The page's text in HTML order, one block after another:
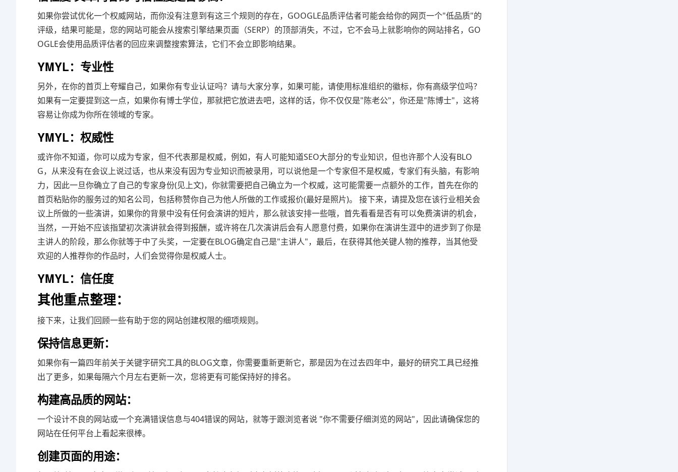
如果你尝试优化一个权威网站，而你没有注意到有这三个规则的存在，GOOGLE品质评估者可能会给你的网页一个"低品质"的
评级，结果可能是，您的网站可能会从搜索引擎结果页面（SERP）的顶部消失，不过，它不会马上就影响你的网站排名，GO
OGLE会使用品质评估者的回应来调整搜索算法，它们不会立即影响结果。
YMYL：专业性
另外，在你的首页上夸耀自己，如果你有专业认证吗？请与大家分享，如果可能，请使用标准组织的徽标，你有高级学位吗？
如果有一定要提到这一点，如果你有博士学位，那就把它放进去吧，这样的话，你不仅仅是"陈老公"，你还是"陈博士"，这将
容易让你成为你所在领域的专家。
YMYL：权威性
或许你不知道，你可以成为专家，但不代表那是权威，例如，有人可能知道SEO大部分的专业知识，但也许那个人没有BLO
G，从来没有在会议上说过话，也从来没有因为专业知识而被录用，可以说他是一个专家但不是权威，专家们有头脑，有影响
力，因此一旦你确立了自己的专家身份(见上文)，你就需要把自己确立为一个权威，这可能需要一点额外的工作，首先在你的
首页粘贴你的服务过的知名公司，包括称赞你自己为他人所做的工作或报价(最好是照片)。 接下来，请提及您在该行业相关会
议上所做的一些演讲，如果你的背景中没有任何会演讲的短片，那么就该安排一些哦，首先看看是否有可以免费演讲的机会，
当然，一开始不应该指望初次演讲就会得到报酬，或许将在几次演讲后会有人愿意付费，如果你在演讲生涯中的进步到了你是
主讲人的阶段，那么你就等于中了头奖，一定要在BLOG确定自己是"主讲人"，最后，在获得其他关键人物的推荐，当其他受
欢迎的人推荐你的作品时，人们会觉得你是权威人士。
YMYL：信任度
其他重点整理：
接下来，让我们回顾一些有助于您的网站创建权限的细项规则。
保持信息更新：
如果你有一篇四年前关于关键字研究工具的BLOG文章，你需要重新更新它，那是因为在过去四年中，最好的研究工具已经推
出了更多，如果每隔六个月左右更新一次，您将更有可能保持好的排名。
构建高品质的网站：
一个设计不良的网站或一个充满错误信息与404错误的网站，就等于跟浏览者说 "你不需要仔细浏览的网站"，因此请确保您的
网站在任何平台上看起来很棒。
创建页面的用途：